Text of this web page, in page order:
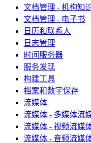
文档管理 - 机构知
文档管理 - 电子书
日历和联系人
日志管理
时间服务器
服务发现
构建工具
档案和数字保存
流媒体
流媒体 - 多媒体流
流媒体 - 视频流媒
流媒体 - 音频流媒